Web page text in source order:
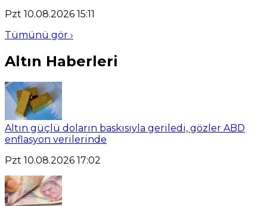
Pzt 10.08.2026 15:11
Tümünü gör ›
Altın Haberleri
Altın güçlü doların baskısıyla geriledi, gözler ABD
enflasyon verilerinde
Pzt 10.08.2026 17:02